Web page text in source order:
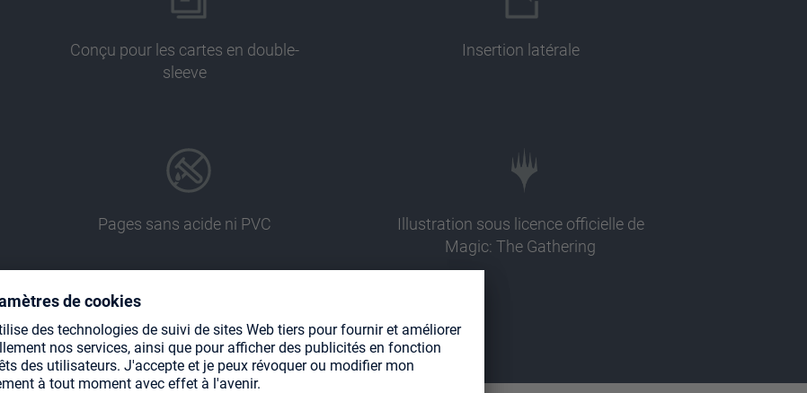
Conçu pour les cartes en double-
sleeve
Insertion latérale
Pages sans acide ni PVC
Illustration sous licence officielle de
Magic: The Gathering